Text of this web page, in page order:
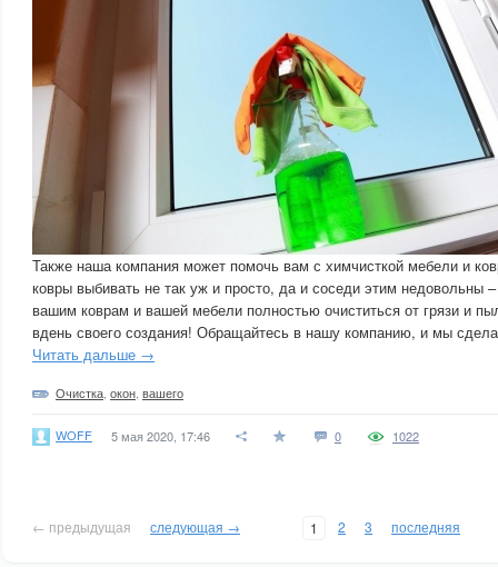
Также наша компания может помочь вам с химчисткой мебели и
ковры выбивать не так уж и просто, да и соседи этим недовольны
вашим коврам и вашей мебели полностью очиститься от грязи и
вдень своего создания! Обращайтесь в нашу компанию, и мы
Читать дальше →
Очистка окон вашего
WOFF 5 мая 2020, 17:46 0 1022
← предыдущая следующая → 1 2 3 последняя